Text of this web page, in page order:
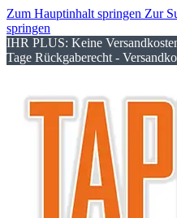
Zum Hauptinhalt springen Zur
springen
IHR PLUS: Keine
Tage Rückgaberecht -